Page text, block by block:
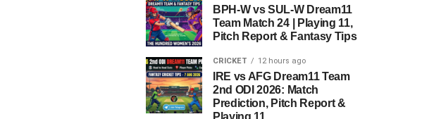
BPH-W vs SUL-W Dream11
Team Match 24 | Playing 11,
Pitch Report & Fantasy Tips
CRICKET 12 hours ago
IRE vs AFG Dream11 Team
2nd ODI 2026: Match
Prediction, Pitch Report &
Playing 11